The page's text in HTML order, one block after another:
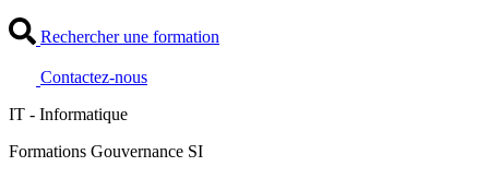
Rechercher une formation
Contactez-nous
IT - Informatique
Formations Gouvernance SI